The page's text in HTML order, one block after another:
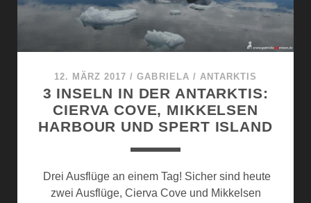
12. MÄRZ 2017 /GABRIELA / ANTARKTIS
3 INSELN IN DER ANTARKTIS:
CIERVA COVE, MIKKELSEN
HARBOUR UND SPERT ISLAND
Drei Ausflüge an einem Tag! Sicher sind heute
zwei Ausflüge, Cierva Cove und Mikkelsen